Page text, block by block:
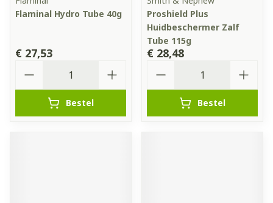
Flaminal Hydro Tube 40g
€ 27,53
Bestel
Proshield Plus
Huidbeschermer Zalf
Tube 115g
€ 28,48
Bestel